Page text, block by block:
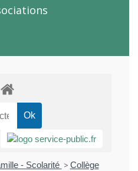
- Scolarité > Collège